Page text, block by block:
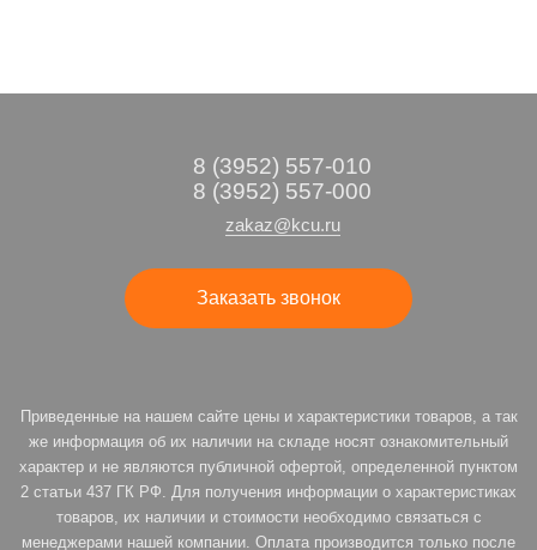
8 (3952) 557-010
8 (3952) 557-000
zakaz@kcu.ru
Заказать звонок
Приведенные на нашем сайте цены и характеристики товаров, а так
же информация об их наличии на складе носят ознакомительный
характер и не являются публичной офертой, определенной пунктом
2 статьи 437 ГК РФ. Для получения информации о характеристиках
товаров, их наличии и стоимости необходимо связаться с
менеджерами нашей компании. Оплата производится только после